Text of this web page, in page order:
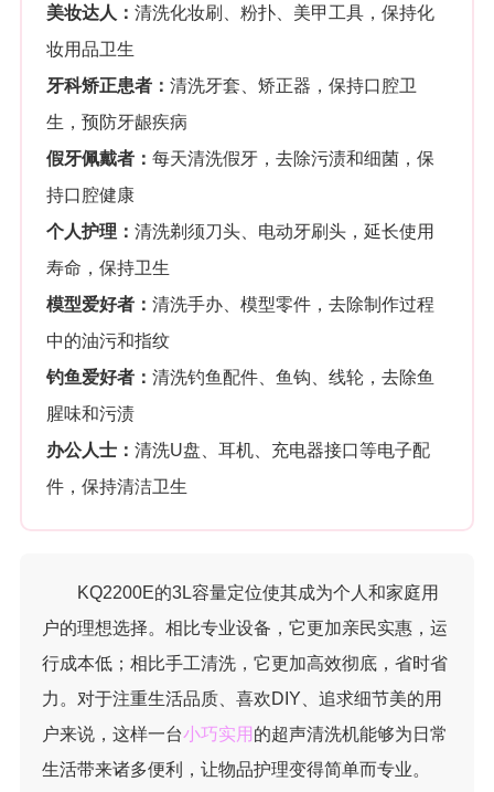
美妆达人： 清洗化妆刷、粉扑、美甲工具，保持化
妆用品卫生
牙科矫正患者： 清洗牙套、矫正器，保持口腔卫
生，预防牙龈疾病
假牙佩戴者： 每天清洗假牙，去除污渍和细菌，保
持口腔健康
个人护理： 清洗剃须刀头、电动牙刷头，延长使用
寿命，保持卫生
模型爱好者： 清洗手办、模型零件，去除制作过程
中的油污和指纹
钓鱼爱好者： 清洗钓鱼配件、鱼钩、线轮，去除鱼
腥味和污渍
办公人士： 清洗U盘、耳机、充电器接口等电子配
件，保持清洁卫生
KQ2200E的3L容量定位使其成为个人和家庭用
户的理想选择。相比专业设备，它更加亲民实惠，运
行成本低；相比手工清洗，它更加高效彻底，省时省
力。对于注重生活品质、喜欢DIY、追求细节美的用
户来说，这样一台小巧实用 的超声清洗机能够为日常
生活带来诸多便利，让物品护理变得简单而专业。